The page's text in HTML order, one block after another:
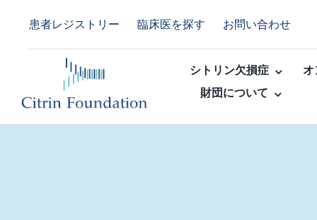
患者レジストリー 臨床医を探す お問い合わせ
シトリン欠損症 オ
財団について